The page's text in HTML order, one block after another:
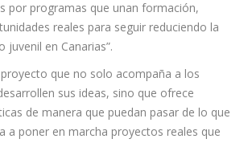
y Empleo, Jéssica de León, destacó
de Canarias y el Servicio Canario de
por programas que unan formación,
reales para seguir reduciendo la
en Canarias”.
proyecto que no solo acompaña a los
sus ideas, sino que ofrece